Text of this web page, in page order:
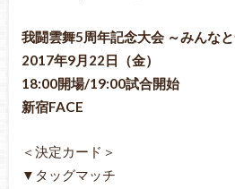
我闘雲舞5周年記念大会 ～みんな
2017年9月22日（金）
18:00開場/19:00試合開始
新宿FACE
＜決定カード＞
▼タッグマッチ